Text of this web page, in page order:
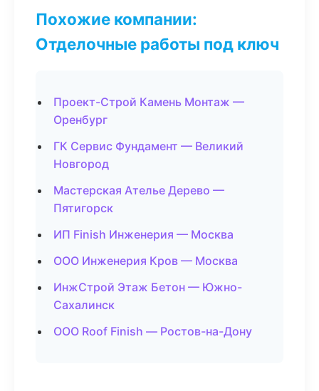
Похожие компании:
Отделочные работы под ключ
Проект-Строй Камень Монтаж —
Оренбург
ГК Сервис Фундамент — Великий
Новгород
Мастерская Ателье Дерево —
Пятигорск
ИП Finish Инженерия — Москва
ООО Инженерия Кров — Москва
ИнжСтрой Этаж Бетон — Южно-
Сахалинск
ООО Roof Finish — Ростов-на-Дону